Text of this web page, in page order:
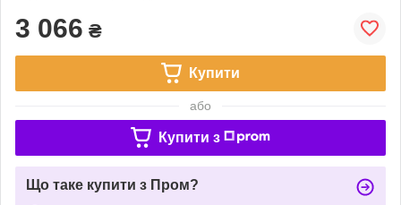
3 066 ₴
Купити
або
Купити з
Що таке купити з Пром?